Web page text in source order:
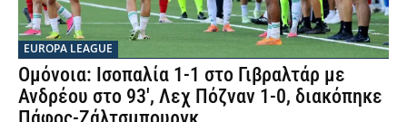
EUROPA LEAGUE
Ομόνοια: Ισοπαλία 1-1 στο Γιβραλτάρ με
Ανδρέου στο 93′, Λεχ Πόζναν 1-0, διακόπηκε